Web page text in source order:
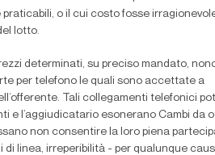
praticabili, o il cui costo fosse
lotto.
determinati, su preciso mandato,
per telefono le quali sono accettate a
Tali collegamenti telefonici
e l’aggiudicatario esonerano Cambi da
non consentire la loro piena
linea, irreperibilità - per qualunque